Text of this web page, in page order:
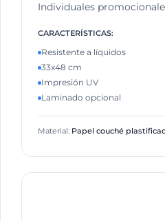
Individuales
CARACTERÍSTICAS:
Resistente a líquidos
33x48 cm
Impresión UV
Laminado opcional
Material: Papel couché